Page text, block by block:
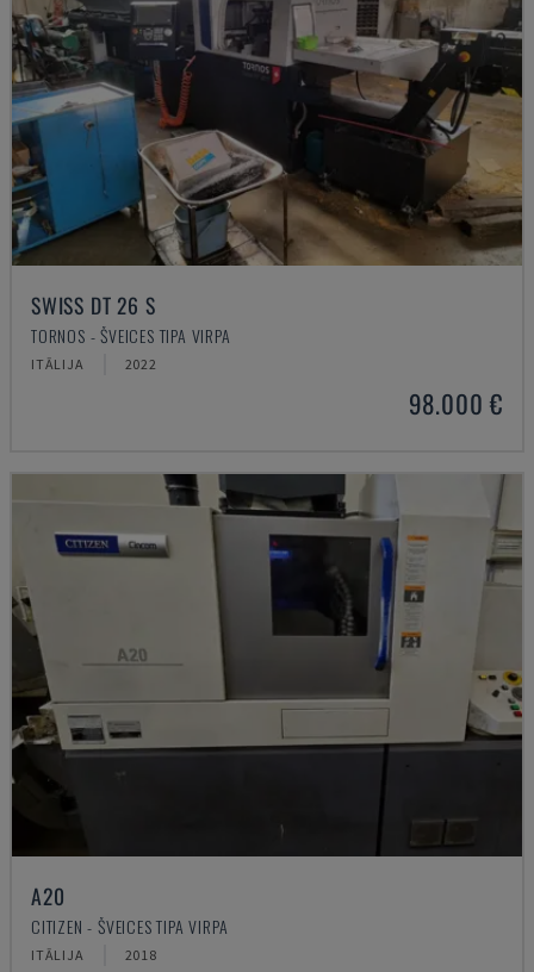
SWISS DT 26 S
TORNOS - ŠVEICES TIPA VIRPA
ITĀLIJA 2022
98.000 €
A20
CITIZEN - ŠVEICES TIPA VIRPA
ITĀLIJA 2018